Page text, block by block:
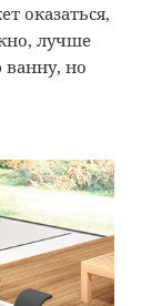
оказаться,
лучше
но